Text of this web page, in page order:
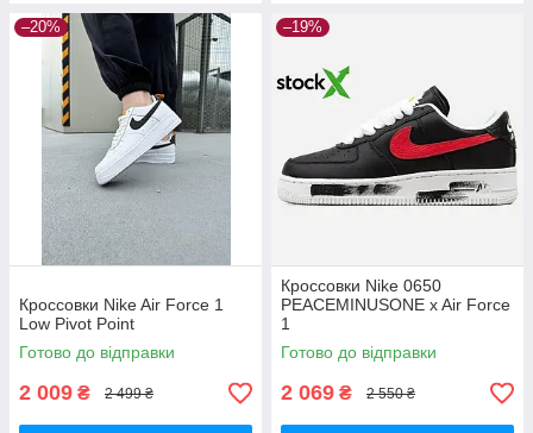
–20%
Кроссовки Nike Air Force 1
Low Pivot Point
Готово до відправки
2 009 ₴ 2 499 ₴
–19%
Кроссовки Nike 0650
PEACEMINUSONE x Air Force
1
Готово до відправки
2 069 ₴ 2 550 ₴